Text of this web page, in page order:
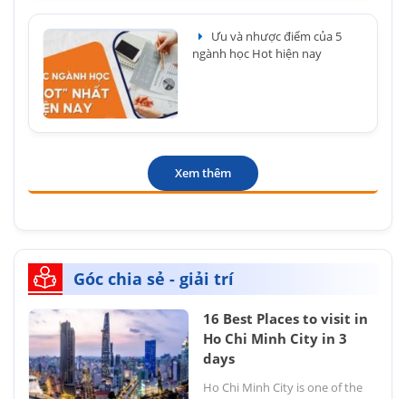
Ưu và nhược điểm của 5
ngành học Hot hiện nay
Xem thêm
Góc chia sẻ - giải trí
16 Best Places to visit in
Ho Chi Minh City in 3
days
Ho Chi Minh City is one of the